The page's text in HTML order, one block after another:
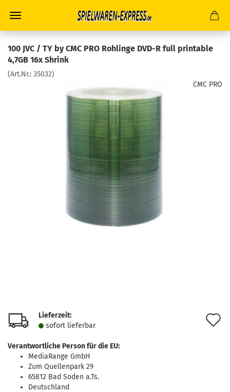
100 JVC / TY by CMC PRO Rohlinge DVD-R full printable
4,7GB 16x Shrink
(Art.Nr.: 35032)
CMC PRO
Lieferzeit:
sofort lie­fer­bar
Verantwortliche Person für die EU:
MediaRange GmbH
Zum Quellenpark 29
65812 Bad Soden a.Ts.
Deutschland